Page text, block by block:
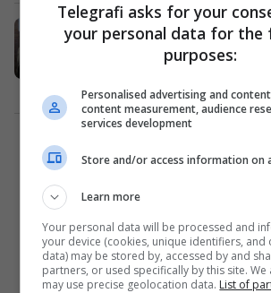
Zaevi shprehet për
Ademi nuk flet
planin tjetër të
politike (Video)
Politikë 28/03/2017
Telegrafi asks for your
your personal data for the
purposes:
Personalised advertising and
content measurement, audience
services development
Store and/or access information on
Learn more
Your personal data will be processed and
your device (cookies, unique identifiers, and
data) may be stored by, accessed by and
partners, or used specifically by this site.
may use precise geolocation data. List of